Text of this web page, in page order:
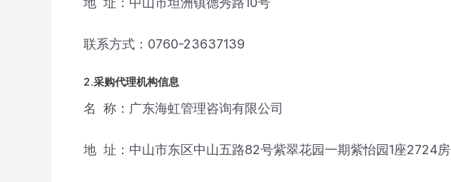
联系方式：0760-23637139
2.采购代理机构信息
名 称：广东海虹管理咨询有限公司
地 址：中山市东区中山五路82号紫翠花园一期紫怡园1座2724房